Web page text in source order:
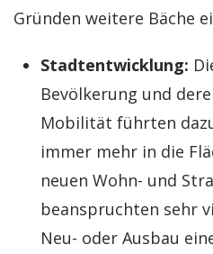
Gründen weitere Bäche
Stadtentwicklung:
Bevölkerung und
Mobilität führten
immer mehr in die
neuen Wohn- und
beanspruchten sehr
Neu- oder Ausbau